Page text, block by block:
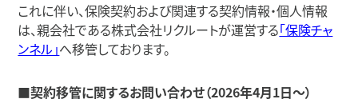
これに伴い、保険契約および関連する契約情報・個人情報
は、親会社である株式会社リクルートが運営する「保険チャ
ンネル」へ移管しております。
■契約移管に関するお問い合わせ（2026年4月1日〜）